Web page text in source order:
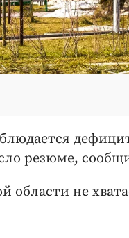
резюме,
области не